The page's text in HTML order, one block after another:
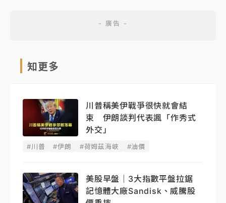
知更多
川普稱美伊戰爭很快就會結
束 伊朗談判代表諷「作秀式
外交」
#川普 #伊朗 #荷姆茲海峽 #油價
美股早盤｜3大指數平盤拉鋸
記憶體大廠Sandisk、威騰股